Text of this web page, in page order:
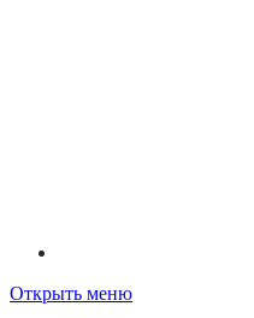
Открыть меню